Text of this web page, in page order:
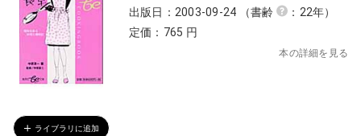
ライブラリに追加
出版日：2003-09-24
（書齢
：22年）
定価：765 円
本の詳細を見る